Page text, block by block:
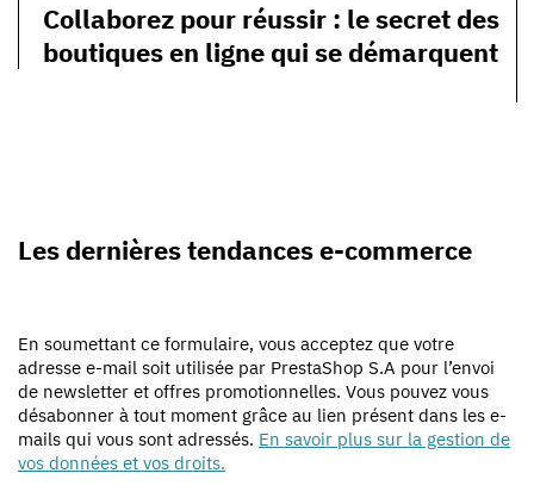
Collaborez pour réussir : le secret des
boutiques en ligne qui se démarquent
Les dernières tendances e-commerce
En soumettant ce formulaire, vous acceptez que votre
adresse e-mail soit utilisée par PrestaShop S.A pour l’envoi
de newsletter et offres promotionnelles. Vous pouvez vous
désabonner à tout moment grâce au lien présent dans les e-
mails qui vous sont adressés. En savoir plus sur la gestion de
vos données et vos droits.